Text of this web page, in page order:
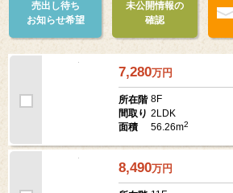
売出し待ち
お知らせ希望
未公開情報の
確認
7,280万 円
所在階 8F
間取り 2LDK
面積
56.26m2
8,490万 円